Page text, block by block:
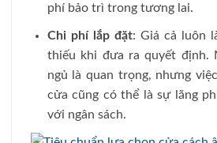
phí bảo trì trong tương lai.
Chi phí lắp đặt: Giá cả luôn
thiếu khi đưa ra quyết định.
ngủ là quan trọng, nhưng
cửa cũng có thể là sự lãng
với ngân sách.